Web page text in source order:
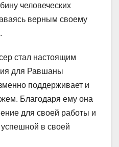
человеческих
верным своему
стал настоящим
для Равшаны
поддерживает и
Благодаря ему она
для своей работы и
в своей